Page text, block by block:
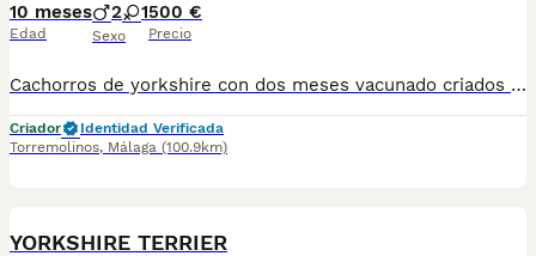
10 meses
Edad
2 1
Sexo
500 €
Precio
Cachorros de yorkshire con dos meses vacunado criados en ambiente familiar machos 500 a 600 hembras 600 a 800 estamos en Málaga hacemos envíos contrarreembolso 603574813
Criador
Identidad Verificada
Torremolinos, Málaga (100.9km)
YORKSHIRE TERRIER